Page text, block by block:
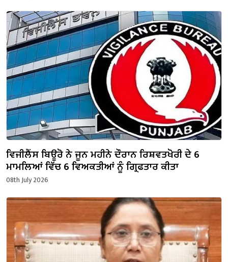
ਵਿਜੀਲੈਂਸ ਬਿਊਰੋ ਨੇ ਜੂਨ ਮਹੀਨੇ ਦੌਰਾਨ ਰਿਸ਼ਵਤਖੋਰੀ ਦੇ 6
ਮਾਮਲਿਆਂ ਵਿੱਚ 6 ਵਿਅਕਤੀਆਂ ਨੂੰ ਗ੍ਰਿਫਤਾਰ ਕੀਤਾ
08th July 2026